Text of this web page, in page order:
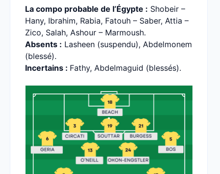
La compo probable de l’Égypte : Shobeir –
Hany, Ibrahim, Rabia, Fatouh – Saber, Attia –
Zico, Salah, Ashour – Marmoush.
Absents : Lasheen (suspendu), Abdelmonem
(blessé).
Incertains : Fathy, Abdelmaguid (blessés).